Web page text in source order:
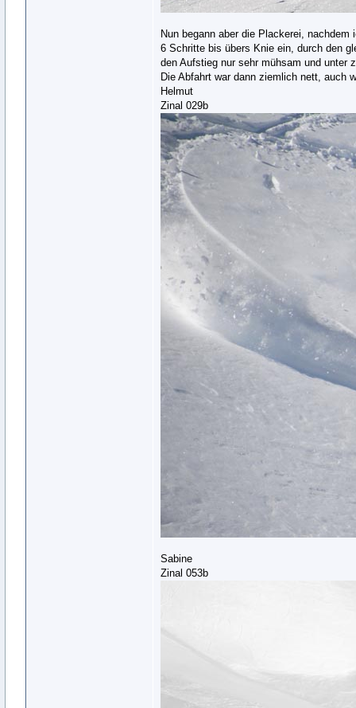
Nun begann aber die Plackerei,
6 Schritte bis übers Knie ein, durch den
den Aufstieg nur sehr mühsam und unter
Die Abfahrt war dann ziemlich nett, auch
Helmut
Zinal 029b
Sabine
Zinal 053b